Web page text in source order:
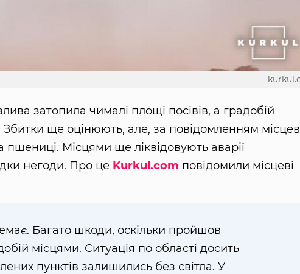
затопила чималі площі посівів, а градобій
Збитки ще оцінюють, але, за повідомленням
пшениці. Місцями ще ліквідовують аварії
негоди. Про це Kurkul.com повідомили місцеві
Багато шкоди, оскільки пройшов
місцями. Ситуація по області досить
пунктів залишились без світла. У